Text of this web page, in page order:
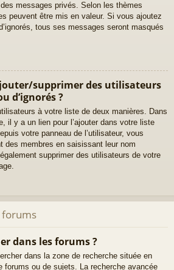
messages privés. Selon les thèmes
peuvent être mis en valeur. Si vous ajoutez
tous ses messages seront masqués
supprimer des utilisateurs
d’ignorés ?
à votre liste de deux manières. Dans
il y a un lien pour l’ajouter dans votre liste
votre panneau de l’utilisateur, vous
des membres en saisissant leur nom
supprimer des utilisateurs de votre
forums
dans les forums ?
dans la zone de recherche située en
forums ou de sujets. La recherche avancée